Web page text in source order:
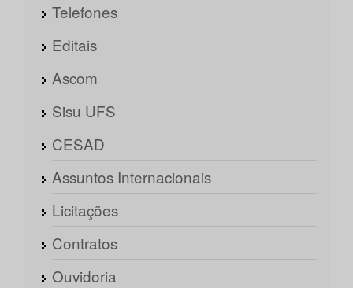
Telefones
Editais
Ascom
Sisu UFS
CESAD
Assuntos Internacionais
Licitações
Contratos
Ouvidoria